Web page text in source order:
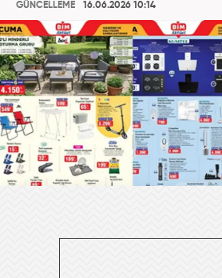
GÜNCELLEME
16.06.2026 10:14